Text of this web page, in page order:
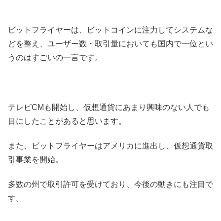
ビットフライヤーは、ビットコインに注力してシステムな
どを整え、ユーザー数・取引量においても国内で一位とい
うのはすごいの一言です。
テレビCMも開始し、仮想通貨にあまり興味のない人でも
目にしたことがあると思います。
また、ビットフライヤーはアメリカに進出し、仮想通貨取
引事業を開始。
多数の州で取引許可を受けており、今後の動きにも注目で
す。